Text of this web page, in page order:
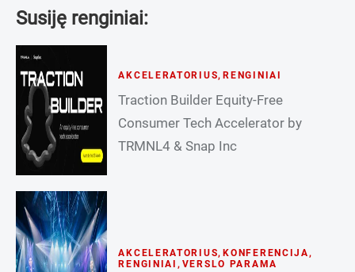
Susiję renginiai:
AKCELERATORIUS, RENGINIAI
Traction Builder Equity-Free
Consumer Tech Accelerator by
TRMNL4 & Snap Inc
AKCELERATORIUS, KONFERENCIJA,
RENGINIAI , VERSLO PARAMA